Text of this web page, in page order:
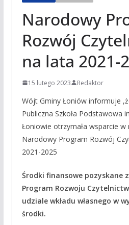
Narodowy
Rozwój
na lata 2021-
15 lutego 2023 Redaktor
Wójt Gminy Łoniów informuje
Publiczna Szkoła Podstawowa
Łoniowie otrzymała wsparcie
Narodowy Program Rozwój
2021-2025
Środki finansowe pozyskane
Program Rozwoju
udziale wkładu własnego w
środki.